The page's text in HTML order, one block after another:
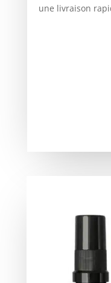
une livraison